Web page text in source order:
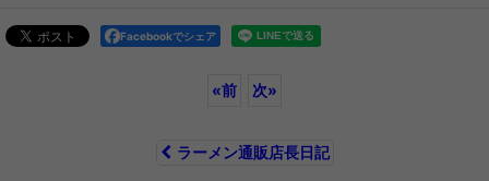
Facebookでシェア
«前 次»
ラーメン通販店長日記